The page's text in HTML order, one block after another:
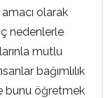
olarak
nedenlerle
mutlu
bağımlılık
bunu öğretmek